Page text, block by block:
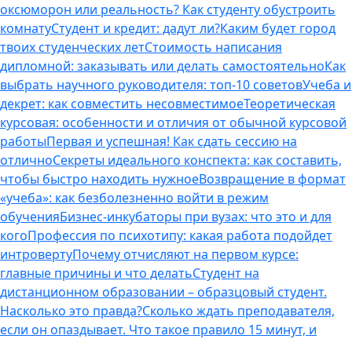
оксюморон или реальность? Как студенту обустроить
комнатуСтудент и кредит: дадут ли?Каким будет город
твоих студенческих летСтоимость написания
дипломной: заказывать или делать самостоятельноКак
выбрать научного руководителя: топ-10 советовУчеба и
декрет: как совместить несовместимоеТеоретическая
курсовая: особенности и отличия от обычной курсовой
работыПервая и успешная! Как сдать сессию на
отличноСекреты идеального конспекта: как составить,
чтобы быстро находить нужноеВозвращение в формат
«учеба»: как безболезненно войти в режим
обученияБизнес-инкубаторы при вузах: что это и для
когоПрофессия по психотипу: какая работа подойдет
интровертуПочему отчисляют на первом курсе:
главные причины и что делатьСтудент на
дистанционном образовании – образцовый студент.
Насколько это правда?Сколько ждать преподавателя,
если он опаздывает. Что такое правило 15 минут, и